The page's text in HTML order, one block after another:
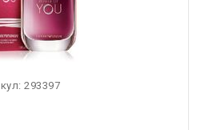
293397